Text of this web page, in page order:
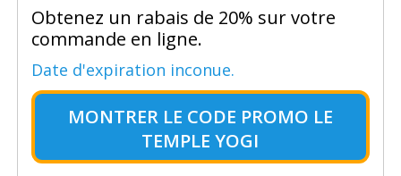
Obtenez un rabais de 20% sur votre
commande en ligne.
Date d'expiration inconue.
MONTRER LE CODE PROMO LE
TEMPLE YOGI